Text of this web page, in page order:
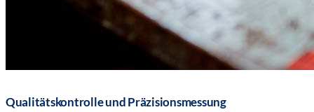
Qualitätskontrolle und Präzisionsmessung